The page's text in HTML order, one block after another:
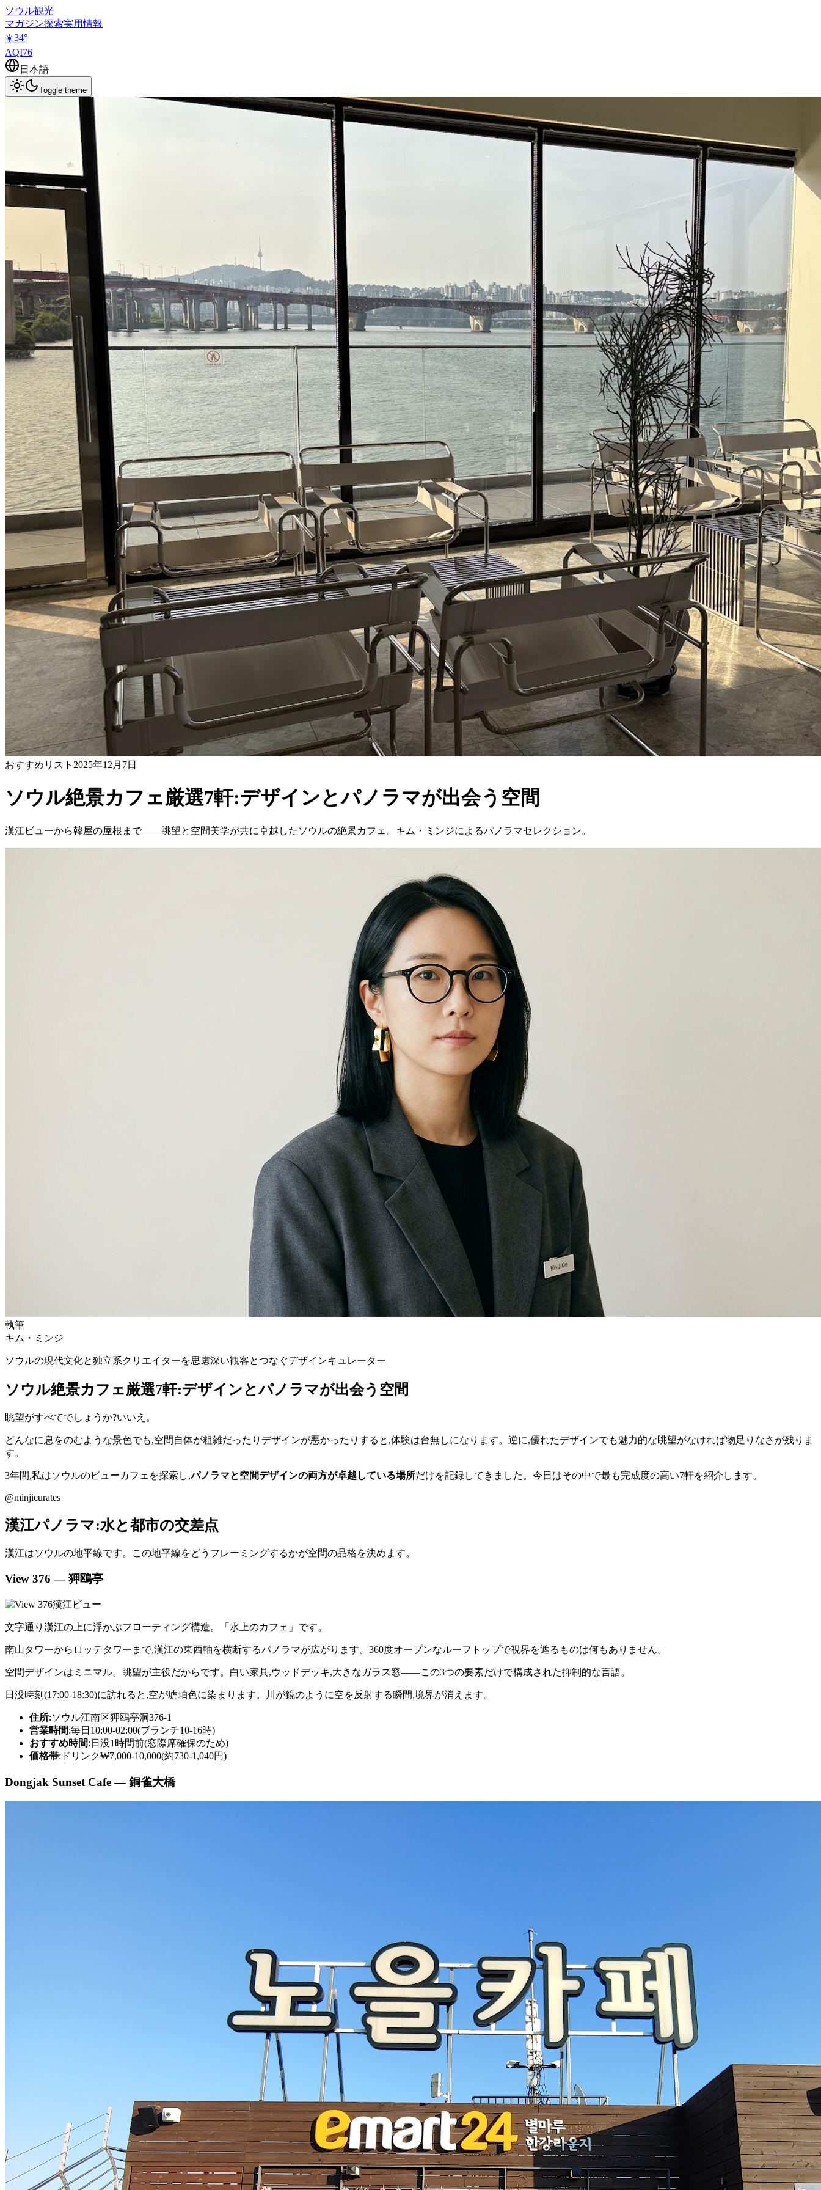
ソウル観光
マガジン探索実用情報
☀️34°
AQI76
日本語
Toggle theme
おすすめリスト 2025年12月7日
ソウル絶景カフェ厳選7軒:デザインとパノラマが出会う空間
漢江ビューから韓屋の屋根まで——眺望と空間美学が共に卓越したソウルの絶景カフェ。キム・ミンジによるパノラマセレクション。
執筆
キム・ミンジ
ソウルの現代文化と独立系クリエイターを思慮深い観客とつなぐデザインキュレーター
ソウル絶景カフェ厳選7軒:デザインとパノラマが出会う空間
眺望がすべてでしょうか?いいえ。
どんなに息をのむような景色でも,空間自体が粗雑だったりデザインが悪かったりすると,体験は台無しになります。逆に,優れたデザインでも魅力的な眺望がなければ物足りなさが残りま
す。
3年間,私はソウルのビューカフェを探索し,パノラマと空間デザインの両方が卓越している場所だけを記録してきました。今日はその中で最も完成度の高い7軒を紹介します。
@minjicurates
漢江パノラマ:水と都市の交差点
漢江はソウルの地平線です。この地平線をどうフレーミングするかが空間の品格を決めます。
View 376 — 狎鴎亭
文字通り漢江の上に浮かぶフローティング構造。「水上のカフェ」です。
南山タワーからロッテタワーまで,漢江の東西軸を横断するパノラマが広がります。360度オープンなルーフトップで視界を遮るものは何もありません。
空間デザインはミニマル。眺望が主役だからです。白い家具,ウッドデッキ,大きなガラス窓——この3つの要素だけで構成された抑制的な言語。
日没時刻(17:00-18:30)に訪れると,空が琥珀色に染まります。川が鏡のように空を反射する瞬間,境界が消えます。
住所:ソウル江南区狎鴎亭洞376-1
営業時間:毎日10:00-02:00(ブランチ10-16時)
おすすめ時間:日没1時間前(窓際席確保のため)
価格帯:ドリンク₩7,000-10,000(約730-1,040円)
Dongjak Sunset Cafe — 銅雀大橋